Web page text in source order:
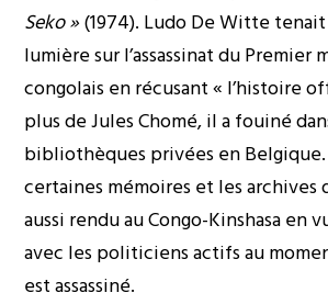
Seko »(1974). Ludo De Witte
lumière sur l’assassinat du Premier
congolais en récusant « l’histoire
plus de Jules Chomé, il a fouiné
bibliothèques privées en
certaines mémoires et les archives
aussi rendu au Congo-Kinshasa en
avec les politiciens actifs au
est assassiné.